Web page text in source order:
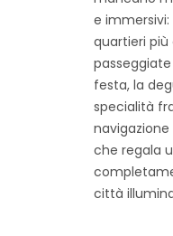
e
quartieri
festa, la
specialità
navigazione
che regala
città